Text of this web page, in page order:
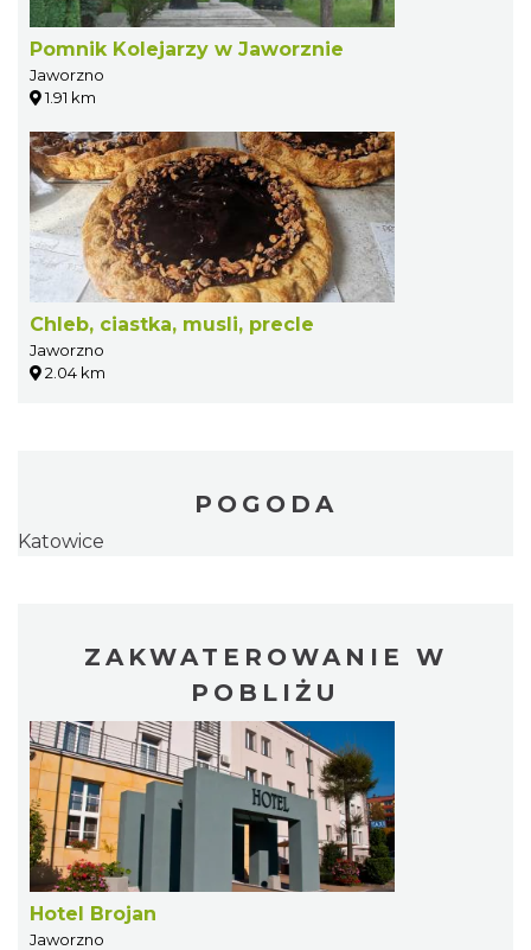
Pomnik Kolejarzy w Jaworznie
Jaworzno
1.91 km
Chleb, ciastka, musli, precle
Jaworzno
2.04 km
POGODA
Katowice
ZAKWATEROWANIE W
POBLIŻU
Hotel Brojan
Jaworzno